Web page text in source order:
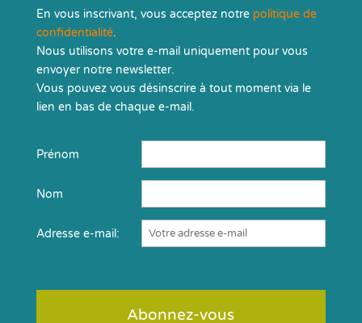
En vous inscrivant, vous acceptez notre politique de
confidentialité.
Nous utilisons votre e-mail uniquement pour vous
envoyer notre newsletter.
Vous pouvez vous désinscrire à tout moment via le
lien en bas de chaque e-mail.
Prénom
Nom
Adresse e-mail: